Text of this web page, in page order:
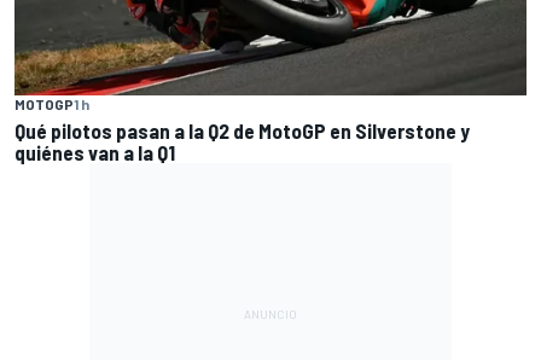
MOTOGP1 h
Qué pilotos pasan a la Q2 de MotoGP en Silverstone y
quiénes van a la Q1